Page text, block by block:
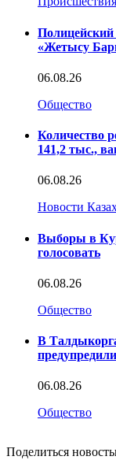
«Жетысу
06.08.26
Общество
Количество
141,2 тыс.,
06.08.26
Новости
Выборы в
голосовать
06.08.26
Общество
В
06.08.26
Общество
Поделиться